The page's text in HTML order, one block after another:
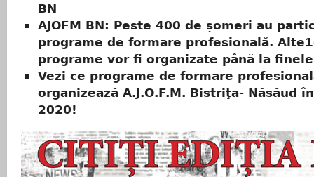
BN
AJOFM BN: Peste 400 de șomeri au
programe de formare profesională.
programe vor fi organizate până la
Vezi ce programe de formare
organizează A.J.O.F.M. Bistriţa- Năsăud
2020!